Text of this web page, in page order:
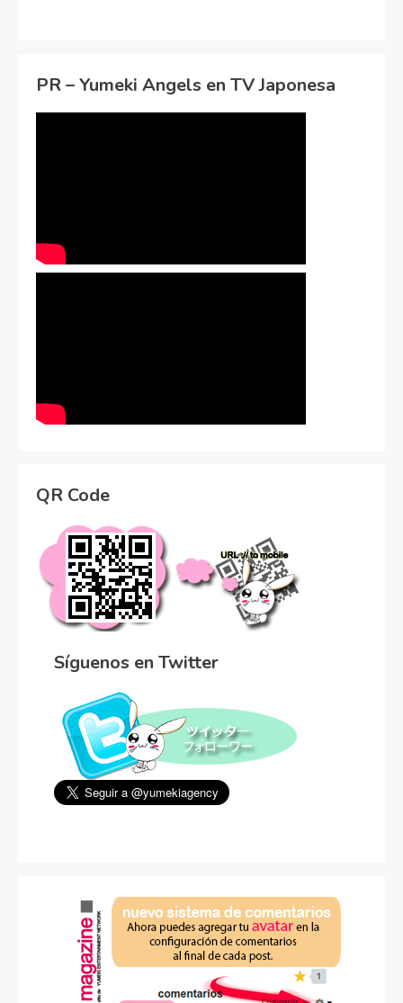
PR – Yumeki Angels en TV Japonesa
QR Code
Síguenos en Twitter